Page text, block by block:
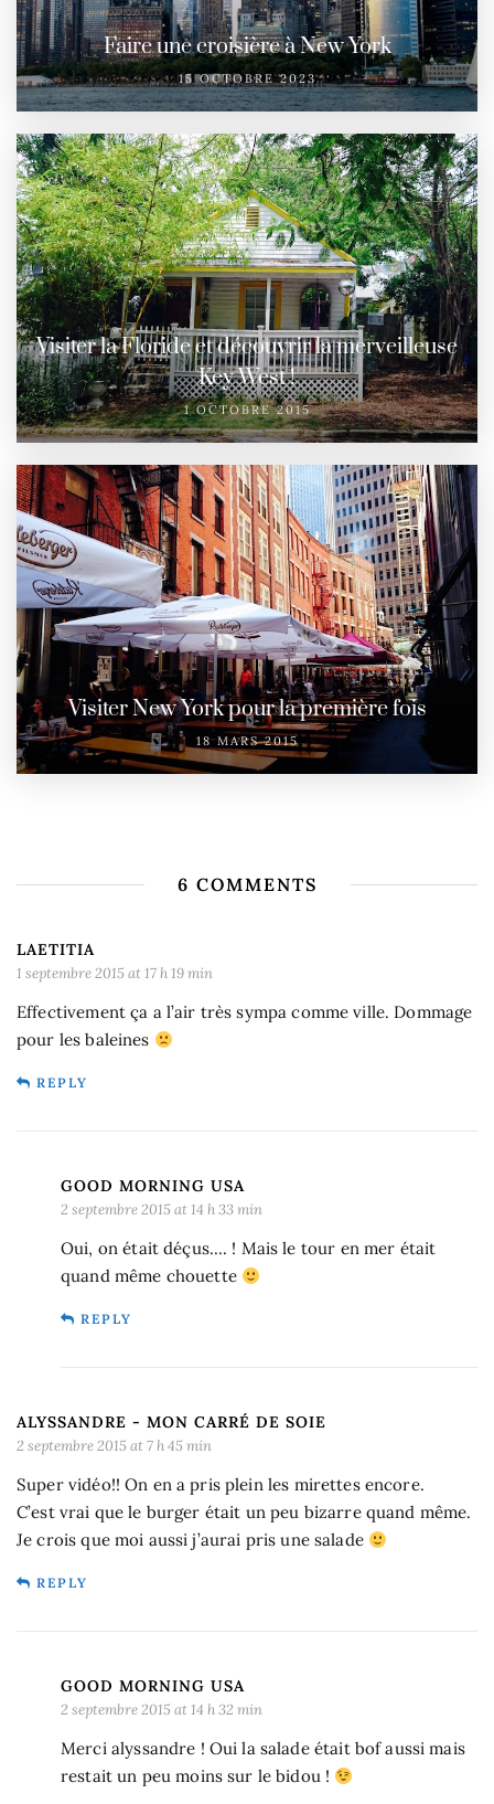
Faire une croisière à New York
15 OCTOBRE 2023
Visiter la Floride et découvrir la merveilleuse
Key West !
1 OCTOBRE 2015
Visiter New York pour la première fois
18 MARS 2015
6 COMMENTS
LAETITIA
1 septembre 2015 at 17 h 19 min
Effectivement ça a l’air très sympa comme ville. Dommage
pour les baleines
REPLY
GOOD MORNING USA
2 septembre 2015 at 14 h 33 min
Oui, on était déçus…. ! Mais le tour en mer était
quand même chouette
REPLY
ALYSSANDRE - MON CARRÉ DE SOIE
2 septembre 2015 at 7 h 45 min
Super vidéo!! On en a pris plein les mirettes encore.
C’est vrai que le burger était un peu bizarre quand même.
Je crois que moi aussi j’aurai pris une salade
REPLY
GOOD MORNING USA
2 septembre 2015 at 14 h 32 min
Merci alyssandre ! Oui la salade était bof aussi mais
restait un peu moins sur le bidou !